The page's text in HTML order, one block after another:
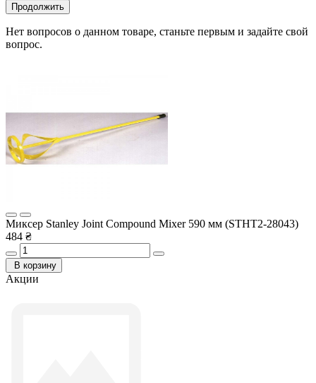
Продолжить
Нет вопросов о данном товаре, станьте первым и задайте свой
вопрос.
Миксер Stanley Joint Compound Mixer 590 мм (STHT2-28043)
484 ₴
В корзину
Акции